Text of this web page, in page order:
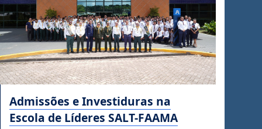
Admissões e Investiduras na
Escola de Líderes SALT-FAAMA